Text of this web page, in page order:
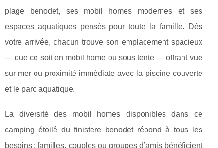
plage benodet, ses mobil homes modernes et ses
espaces aquatiques pensés pour toute la famille. Dès
votre arrivée, chacun trouve son emplacement spacieux
— que ce soit en mobil home ou sous tente — offrant vue
sur mer ou proximité immédiate avec la piscine couverte
et le parc aquatique.
La diversité des mobil homes disponibles dans ce
camping étoilé du finistere benodet répond à tous les
besoins : familles, couples ou groupes d’amis bénéficient